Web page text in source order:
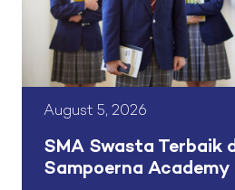
August 5, 2026
SMA Swasta Terbaik
Sampoerna Academy